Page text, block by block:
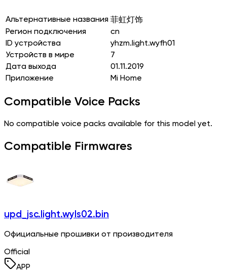
Альтернативные названия 菲虹灯饰
Регион подключения
cn
ID устройства
yhzm.light.wyfh01
Устройств в мире
7
Дата выхода
01.11.2019
Приложение
Mi Home
Compatible Voice Packs
No compatible voice packs available for this model yet.
Compatible Firmwares
upd_jsc.light.wyls02.bin
Официальные прошивки от производителя
Official
APP